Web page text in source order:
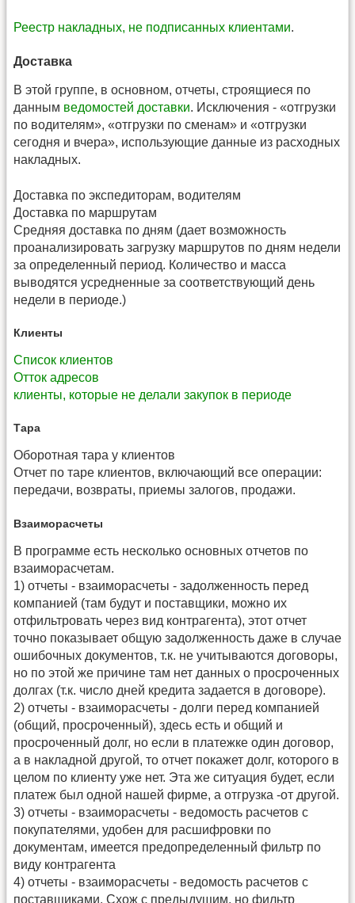
Реестр накладных, не подписанных клиентами.
Доставка
В этой группе, в основном, отчеты, строящиеся по
данным ведомостей доставки. Исключения - «отгрузки
по водителям», «отгрузки по сменам» и «отгрузки
сегодня и вчера», использующие данные из расходных
накладных.
Доставка по экспедиторам, водителям
Доставка по маршрутам
Средняя доставка по дням (дает возможность
проанализировать загрузку маршрутов по дням недели
за определенный период. Количество и масса
выводятся усредненные за соответствующий день
недели в периоде.)
Клиенты
Список клиентов
Отток адресов
клиенты, которые не делали закупок в периоде
Тара
Оборотная тара у клиентов
Отчет по таре клиентов, включающий все операции:
передачи, возвраты, приемы залогов, продажи.
Взаиморасчеты
В программе есть несколько основных отчетов по
взаиморасчетам.
1) отчеты - взаиморасчеты - задолженность перед
компанией (там будут и поставщики, можно их
отфильтровать через вид контрагента), этот отчет
точно показывает общую задолженность даже в случае
ошибочных документов, т.к. не учитываются договоры,
но по этой же причине там нет данных о просроченных
долгах (т.к. число дней кредита задается в договоре).
2) отчеты - взаиморасчеты - долги перед компанией
(общий, просроченный), здесь есть и общий и
просроченный долг, но если в платежке один договор,
а в накладной другой, то отчет покажет долг, которого в
целом по клиенту уже нет. Эта же ситуация будет, если
платеж был одной нашей фирме, а отгрузка -от другой.
3) отчеты - взаиморасчеты - ведомость расчетов с
покупателями, удобен для расшифровки по
документам, имеется предопределенный фильтр по
виду контрагента
4) отчеты - взаиморасчеты - ведомость расчетов с
поставщиками. Схож с предыдущим, но фильтр